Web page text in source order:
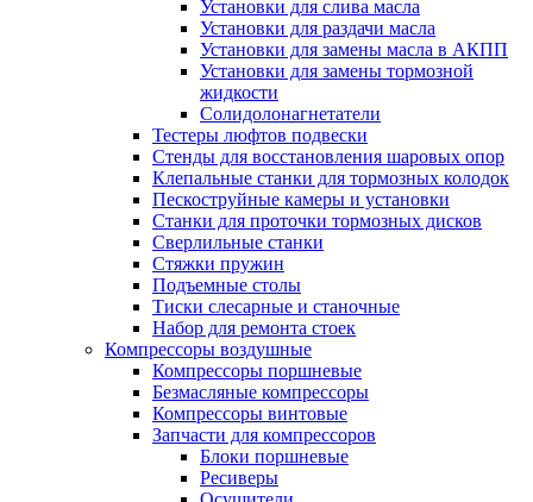
Установки для слива масла
Установки для раздачи масла
Установки для замены масла в АКПП
Установки для замены тормозной
жидкости
Солидолонагнетатели
Тестеры люфтов подвески
Стенды для восстановления шаровых опор
Клепальные станки для тормозных колодок
Пескоструйные камеры и установки
Станки для проточки тормозных дисков
Сверлильные станки
Стяжки пружин
Подъемные столы
Тиски слесарные и станочные
Набор для ремонта стоек
Компрессоры воздушные
Компрессоры поршневые
Безмасляные компрессоры
Компрессоры винтовые
Запчасти для компрессоров
Блоки поршневые
Ресиверы